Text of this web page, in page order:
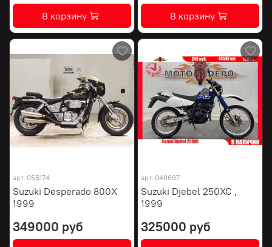
В корзину В корзину
арт. 055174
Suzuki Desperado 800X
1999
349000 руб
арт. 048697
Suzuki Djebel 250XC ,
1999
325000 руб